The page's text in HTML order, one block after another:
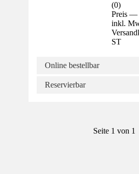
(0)
Preis —
inkl.
ST
Online bestellbar
Reservierbar
Seite 1 von 1